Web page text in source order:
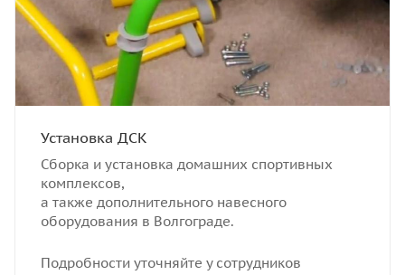
Установка ДСК
Сборка и установка домашних спортивных
комплексов,
а также дополнительного навесного
оборудования в Волгограде.
Подробности уточняйте у сотрудников